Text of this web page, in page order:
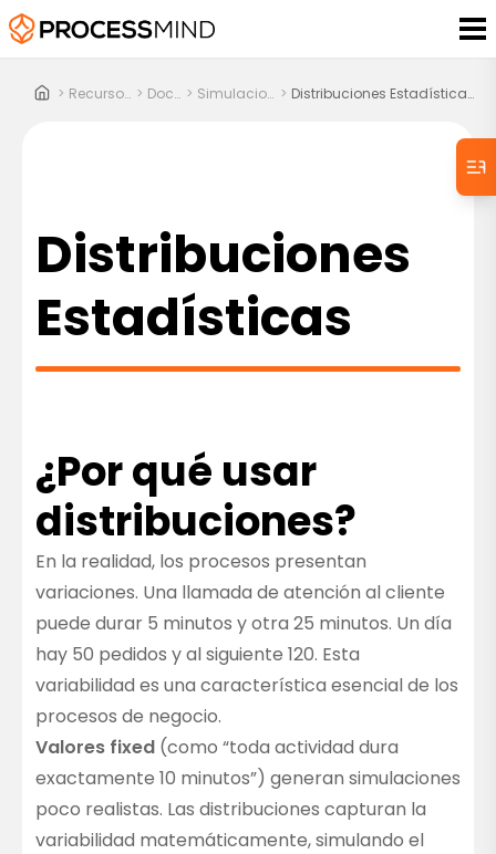
> Recursos > Docs > Simulacion > Distribuciones Estadísticas
Distribuciones
Estadísticas
¿Por qué usar
distribuciones?
En la realidad, los procesos presentan
variaciones. Una llamada de atención al cliente
puede durar 5 minutos y otra 25 minutos. Un día
hay 50 pedidos y al siguiente 120. Esta
variabilidad es una característica esencial de los
procesos de negocio.
Valores fixed (como “toda actividad dura
exactamente 10 minutos”) generan simulaciones
poco realistas. Las distribuciones capturan la
variabilidad matemáticamente, simulando el